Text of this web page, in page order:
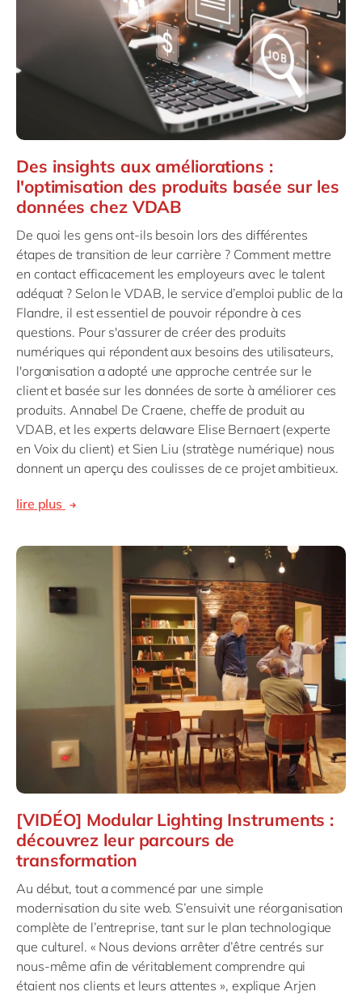
Des insights aux améliorations :
l'optimisation des produits basée sur les
données chez VDAB
De quoi les gens ont-ils besoin lors des différentes
étapes de transition de leur carrière ? Comment mettre
en contact efficacement les employeurs avec le talent
adéquat ? Selon le VDAB, le service d’emploi public de la
Flandre, il est essentiel de pouvoir répondre à ces
questions. Pour s'assurer de créer des produits
numériques qui répondent aux besoins des utilisateurs,
l'organisation a adopté une approche centrée sur le
client et basée sur les données de sorte à améliorer ces
produits. Annabel De Craene, cheffe de produit au
VDAB, et les experts delaware Elise Bernaert (experte
en Voix du client) et Sien Liu (stratège numérique) nous
donnent un aperçu des coulisses de ce projet ambitieux.
lire plus
[VIDÉO] Modular Lighting Instruments :
découvrez leur parcours de
transformation
Au début, tout a commencé par une simple
modernisation du site web. S’ensuivit une réorganisation
complète de l’entreprise, tant sur le plan technologique
que culturel. « Nous devions arrêter d’être centrés sur
nous-même afin de véritablement comprendre qui
étaient nos clients et leurs attentes », explique Arjen